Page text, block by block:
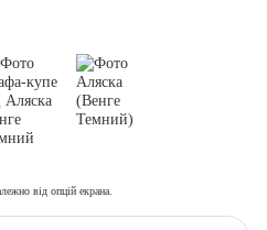
від опцій екрана.